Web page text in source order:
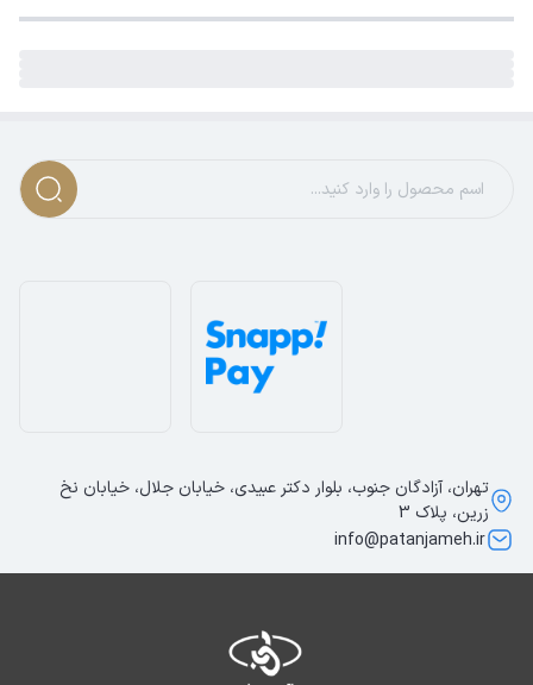
تهران، آزادگان جنوب، بلوار دکتر عبیدی، خیابان جلال، خیابان نخ
زرین، پلاک 3
info@patanjameh.ir